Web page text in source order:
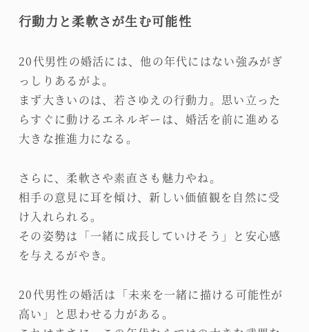
行動力と柔軟さが生む可能性
20代男性の婚活には、他の年代にはない強みがぎ
っしりあるがよ。
まず大きいのは、若さゆえの行動力。思い立った
らすぐに動けるエネルギーは、婚活を前に進める
大きな推進力になる。
さらに、柔軟さや素直さも魅力やね。
相手の意見に耳を傾け、新しい価値観を自然に受
け入れられる。
その姿勢は「一緒に成長していけそう」と安心感
を与えるがやき。
20代男性の婚活は「未来を一緒に描ける可能性が
高い」と思わせる力がある。